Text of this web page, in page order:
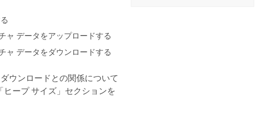
ャ データをアップロードする
ャ データをダウンロードする
ウンロードとの関係について
ヒープ サイズ」セクションを